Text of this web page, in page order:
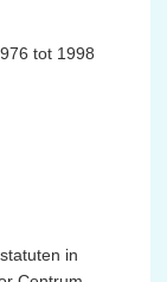
tot 1998
in